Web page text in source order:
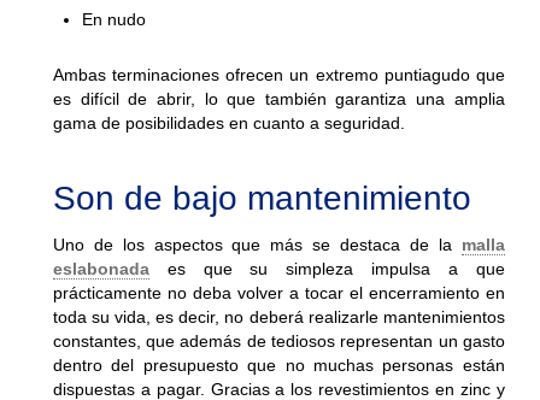
En nudo
Ambas terminaciones ofrecen un extremo puntiagudo que
es difícil de abrir, lo que también garantiza una amplia
gama de posibilidades en cuanto a seguridad.
Son de bajo mantenimiento
Uno de los aspectos que más se destaca de la malla
eslabonadaes que su simpleza impulsa a que
prácticamente no deba volver a tocar el encerramiento en
toda su vida, es decir, no deberá realizarle mantenimientos
constantes, que además de tediosos representan un gasto
dentro del presupuesto que no muchas personas están
dispuestas a pagar. Gracias a los revestimientos en zinc y